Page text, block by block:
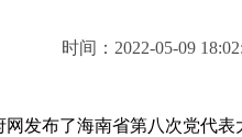
时间：2022-05-09
布了海南省第八次党代表